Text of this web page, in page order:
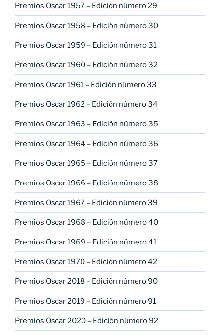
Premios Oscar 1957 – Edición número 29
Premios Oscar 1958 – Edición número 30
Premios Oscar 1959 – Edición número 31
Premios Oscar 1960 – Edición número 32
Premios Oscar 1961 – Edición número 33
Premios Oscar 1962 – Edición número 34
Premios Oscar 1963 – Edición número 35
Premios Oscar 1964 – Edición número 36
Premios Oscar 1965 – Edición número 37
Premios Oscar 1966 – Edición número 38
Premios Oscar 1967 – Edición número 39
Premios Oscar 1968 – Edición número 40
Premios Oscar 1969 – Edición número 41
Premios Oscar 1970 – Edición número 42
Premios Oscar 2018 – Edición número 90
Premios Oscar 2019 – Edición número 91
Premios Oscar 2020 – Edición número 92